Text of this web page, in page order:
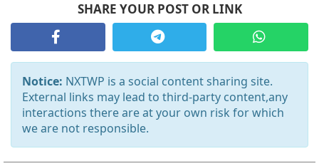
SHARE YOUR POST OR LINK
Notice: NXTWP is a social content sharing site.
External links may lead to third-party content,any
interactions there are at your own risk for which
we are not responsible.